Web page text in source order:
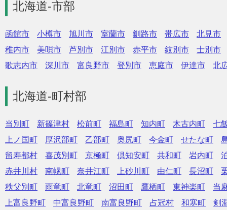
北海道-市部
函館市 小樽市 旭川市 室蘭市 釧路市 帯広市
北見市
稚内市
美唄市 芦別市 江別市 赤平市 紋別市
士別市
歌志内市
深川市 富良野市 登別市 恵庭市 伊達市 北
北海道-町村部
当別町 新篠津村 松前町 福島町 知内町 木古内町
七
上ノ国町
厚沢部町 乙部町 奥尻町 今金町 せたな町
留寿都村
喜茂別町 京極町 倶知安町 共和町 岩内町
赤井川村
南幌町 奈井江町 上砂川町 由仁町 長沼町
秩父別町
雨竜町 北竜町 沼田町 鷹栖町 東神楽町
当
上富良野町
中富良野町 南富良野町 占冠村 和寒町
剣